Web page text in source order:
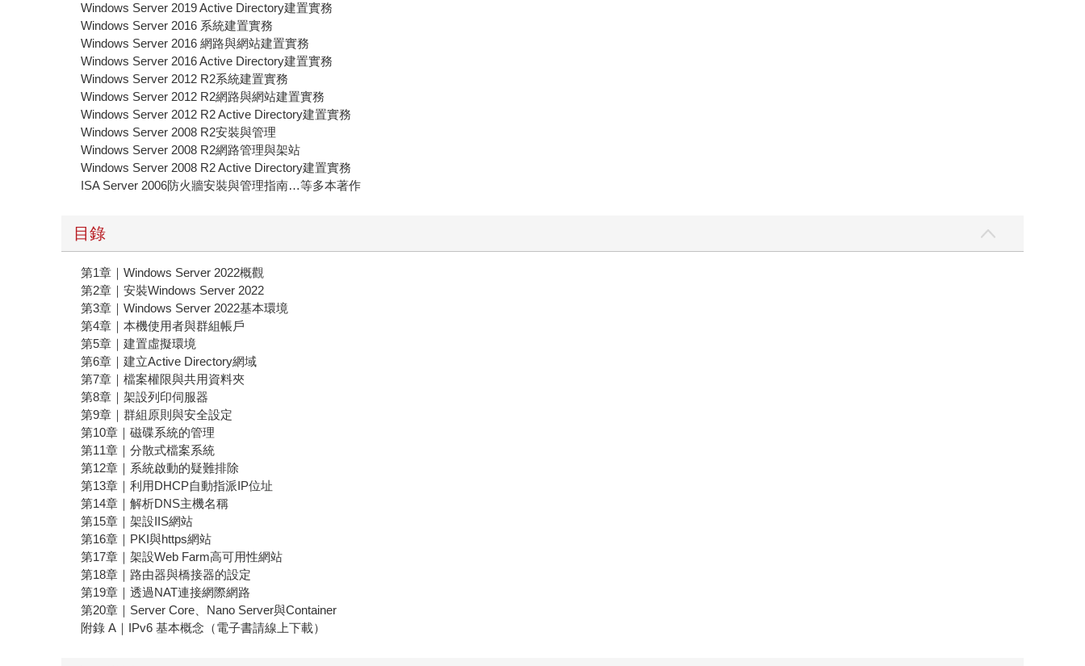
Windows Server 2019 Active Directory建置實務
Windows Server 2016 系統建置實務
Windows Server 2016 網路與網站建置實務
Windows Server 2016 Active Directory建置實務
Windows Server 2012 R2系統建置實務
Windows Server 2012 R2網路與網站建置實務
Windows Server 2012 R2 Active Directory建置實務
Windows Server 2008 R2安裝與管理
Windows Server 2008 R2網路管理與架站
Windows Server 2008 R2 Active Directory建置實務
ISA Server 2006防火牆安裝與管理指南…等多本著作
目錄
第1章｜Windows Server 2022概觀
第2章｜安裝Windows Server 2022
第3章｜Windows Server 2022基本環境
第4章｜本機使用者與群組帳戶
第5章｜建置虛擬環境
第6章｜建立Active Directory網域
第7章｜檔案權限與共用資料夾
第8章｜架設列印伺服器
第9章｜群組原則與安全設定
第10章｜磁碟系統的管理
第11章｜分散式檔案系統
第12章｜系統啟動的疑難排除
第13章｜利用DHCP自動指派IP位址
第14章｜解析DNS主機名稱
第15章｜架設IIS網站
第16章｜PKI與https網站
第17章｜架設Web Farm高可用性網站
第18章｜路由器與橋接器的設定
第19章｜透過NAT連接網際網路
第20章｜Server Core、Nano Server與Container
附錄 A｜IPv6 基本概念（電子書請線上下載）